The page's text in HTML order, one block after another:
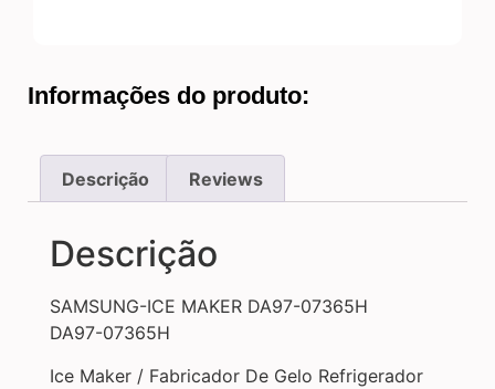
Informações do produto:
Descrição Reviews
Descrição
SAMSUNG-ICE MAKER DA97-07365H
DA97-07365H
Ice Maker / Fabricador De Gelo Refrigerador